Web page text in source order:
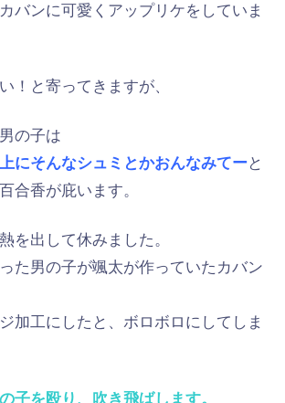
バンに可愛くアップリケをしていま
！と寄ってきますが、
の子は
にそんなシュミとかおんなみてーと
合香が庇います。
を出して休みました。
た男の子が颯太が作っていたカバン
加工にしたと、ボロボロにしてしま
子を殴り、吹き飛ばします。